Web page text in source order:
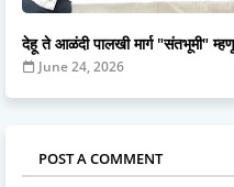
देहू ते आळंदी पालखी मार्ग "संतभूमी"
June 24, 2026
POST A COMMENT